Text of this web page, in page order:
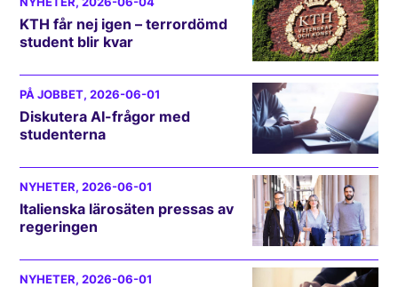
KTH får nej igen – terrordömd
student blir kvar
PÅ JOBBET, 2026-06-01
Diskutera AI-frågor med
studenterna
NYHETER, 2026-06-01
Italienska lärosäten pressas av
regeringen
NYHETER, 2026-06-01